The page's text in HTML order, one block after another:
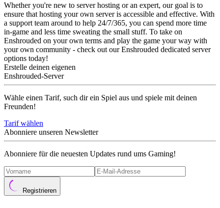
Whether you're new to server hosting or an expert, our goal is to
ensure that hosting your own server is accessible and effective. With
a support team around to help 24/7/365, you can spend more time
in-game and less time sweating the small stuff. To take on
Enshrouded on your own terms and play the game your way with
your own community - check out our Enshrouded dedicated server
options today!
Erstelle deinen eigenen
Enshrouded-Server
Wähle einen Tarif, such dir ein Spiel aus und spiele mit deinen
Freunden!
Tarif wählen
Abonniere unseren Newsletter
Abonniere für die neuesten Updates rund ums Gaming!
Registrieren